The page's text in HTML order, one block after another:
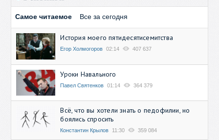
Самое читаемое Все за сегодня
История моего пятидесятисемитства
Егор Холмогоров 02:14 407 637
Уроки Навального
Павел Святенков 01:14 364 379
Всё, что вы хотели знать о педофилии, но
боялись спросить
Константин Крылов 11:30 359 084